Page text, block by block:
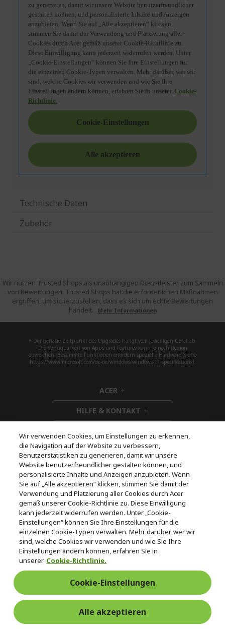
Technische Daten
Zubehör
Wir nutzen Trusted Shops als unabhängigen Dienstleister zum Sammeln
von Bewertungen. Trusted Shops hat die erforderlichen Maßnahmen
ergriffen, um sicherzustellen, dass es sich um echte Bewertungen
handelt.
Mehr Informationen
* Der genaue Zeitpunkt des Upgrades hängt vom jeweiligen Gerät ab.
Die Verfügbarkeit von Apps und Features kann je nach Region
abweichen. Bestimmte Funktionen erfordern spezielle Hardware (siehe
https://www.microsoft.com/de-de/windows/windows-11-specifications).
ACER h
i
d
d
e
n
HILFE & KONTAKT h
i
d
d
e
n
h
i
d
e
n
ACER STOREh
i
d
d
e
n
Folgen Sie uns auf Social
Rückgabe & Widerruf
Vertrag widerrufen
Unterstützung
Wir verwenden Cookies, um Einstellungen zu erkennen,
die Navigation auf der Website zu verbessern,
Benutzerstatistiken zu generieren, damit wir unsere
Website benutzerfreundlicher gestalten können, und
personalisierte Inhalte und Anzeigen anzubieten. Wenn
Sie auf „Alle akzeptieren“ klicken, stimmen Sie damit der
Verwendung und Platzierung aller Cookies durch Acer
gemäß unserer Cookie-Richtlinie zu. Diese Einwilligung
kann jederzeit widerrufen werden. Unter „Cookie-
Einstellungen“ können Sie Ihre Einstellungen für die
einzelnen Cookie-Typen verwalten. Mehr darüber, wer wir
sind, welche Cookies wir verwenden und wie Sie Ihre
Einstellungen ändern können, erfahren Sie in
unserer Cookie-Richtlinie.
Cookie-Einstellungen
Alle akzeptieren